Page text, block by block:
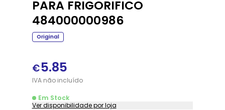
PARA FRIGORIFICO
484000000986
Original
€5.85
IVAnãoincluído
Em Stock
Ver disponibilidade por loja